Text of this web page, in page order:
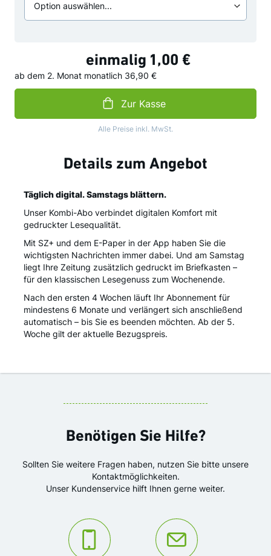
Datum
einmalig 1,00 €
ab dem 2. Monat monatlich 36,90 €
Zur Kasse
Alle Preise inkl. MwSt.
Details zum Angebot
Täglich digital. Samstags blättern.
Unser Kombi-Abo verbindet digitalen Komfort mit
gedruckter Lesequalität.
Mit SZ+ und dem E-Paper in der App haben Sie die
wichtigsten Nachrichten immer dabei. Und am Samstag
liegt Ihre Zeitung zusätzlich gedruckt im Briefkasten –
für den klassischen Lesegenuss zum Wochenende.
Nach den ersten 4 Wochen läuft Ihr Abonnement für
mindestens 6 Monate und verlängert sich anschließend
automatisch – bis Sie es beenden möchten. Ab der 5.
Woche gilt der aktuelle Bezugspreis.
Benötigen Sie Hilfe?
Sollten Sie weitere Fragen haben, nutzen Sie bitte unsere
Kontaktmöglichkeiten.
Unser Kundenservice hilft Ihnen gerne weiter.